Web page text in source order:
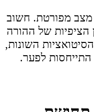
מצב מפורטת. חשוב
הציפיות של ההורה
השונות,
לפער.